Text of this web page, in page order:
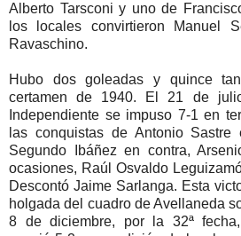
Alberto Tarsconi y uno de
los locales convirtieron Manuel
Ravaschino.
Hubo dos goleadas y quince
certamen de 1940. El 21 de
Independiente se impuso 7-1 en
las conquistas de Antonio Sastre
Segundo Ibáñez en contra,
ocasiones, Raúl Osvaldo
Descontó Jaime Sarlanga. Esta
holgada del cuadro de Avellaneda
8 de diciembre, por la 32ª